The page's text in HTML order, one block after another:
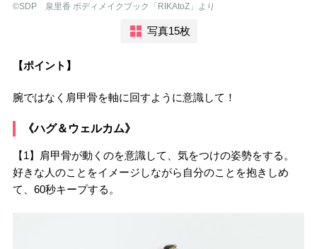
©︎SDP 泉里香 ボディメイクブック「RIKAtoZ」より
写真15枚
【ポイント】
腕ではなく肩甲骨を軸に回すように意識して！
《ハグ＆ウェルカム》
【1】肩甲骨が動くのを意識して、気をつけの姿勢をする。
好きな人のことをイメージしながら自分のことを抱きしめ
て、60秒キープする。